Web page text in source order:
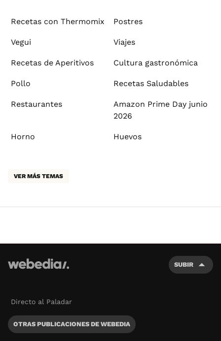
Recetas con Thermomix Postres
Vegui Viajes
Recetas de Aperitivos Cultura gastronómica
Pollo Recetas Saludables
Restaurantes
Amazon Prime Day junio
2026
Horno Huevos
VER MÁS TEMAS
SUBIR
Directo al Paladar
OTRAS PUBLICACIONES DE WEBEDIA